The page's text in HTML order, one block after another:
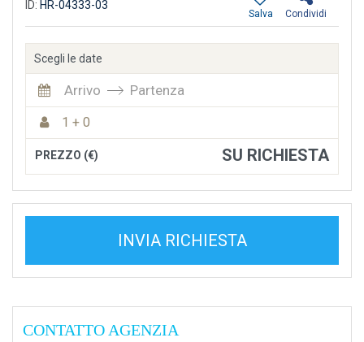
ID: HR-04333-03
Condividi
Salva
Scegli le date
Arrivo Partenza
1 + 0
PREZZO (€) SU RICHIESTA
INVIA RICHIESTA
CONTATTO AGENZIA